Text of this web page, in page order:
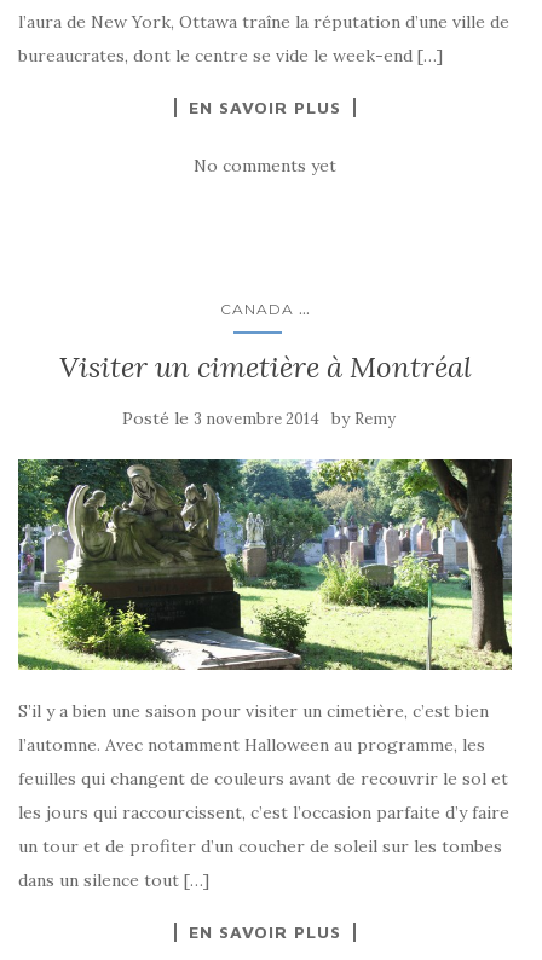
l’aura de New York, Ottawa traîne la réputation d’une ville de
bureaucrates, dont le centre se vide le week-end […]
EN SAVOIR PLUS
No comments yet
CANADA ...
Visiter un cimetière à Montréal
Posté le 3 novembre 2014 by Remy
S’il y a bien une saison pour visiter un cimetière, c’est bien
l’automne. Avec notamment Halloween au programme, les
feuilles qui changent de couleurs avant de recouvrir le sol et
les jours qui raccourcissent, c’est l’occasion parfaite d’y faire
un tour et de profiter d’un coucher de soleil sur les tombes
dans un silence tout […]
EN SAVOIR PLUS